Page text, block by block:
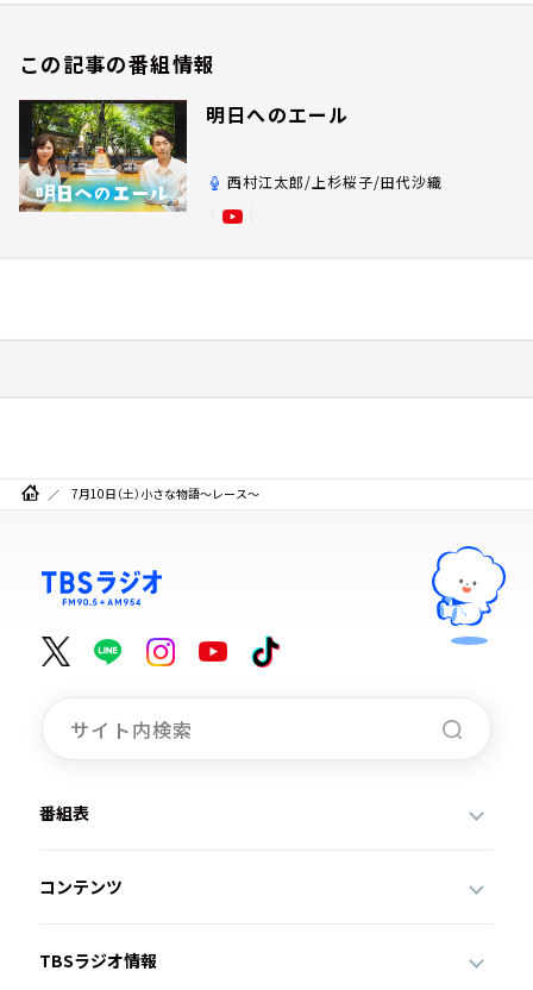
この記事の番組情報
明日へのエール
西村江太郎/上杉桜子/田代沙織
7月10日（土）小さな物語～レース～
番組表
コンテンツ
TBSラジオ情報